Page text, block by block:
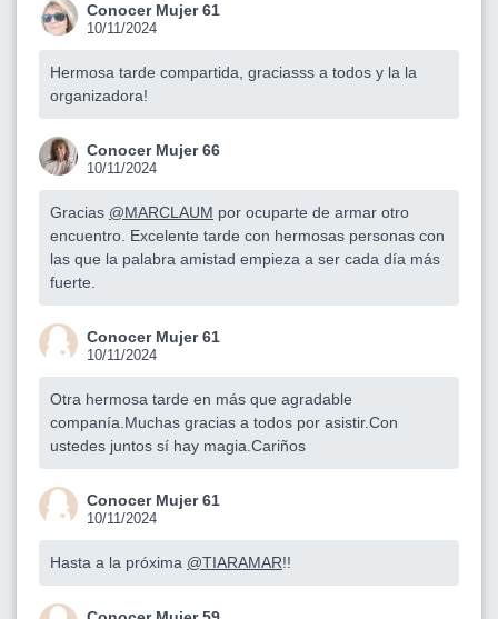
Conocer Mujer 61
10/11/2024
Hermosa tarde compartida, graciasss a todos y la la
organizadora!
Conocer Mujer 66
10/11/2024
Gracias @MARCLAUM por ocuparte de armar otro
encuentro. Excelente tarde con hermosas personas con
las que la palabra amistad empieza a ser cada día más
fuerte.
Conocer Mujer 61
10/11/2024
Otra hermosa tarde en más que agradable
companía.Muchas gracias a todos por asistir.Con
ustedes juntos sí hay magia.Cariños
Conocer Mujer 61
10/11/2024
Hasta a la próxima @TIARAMAR!!